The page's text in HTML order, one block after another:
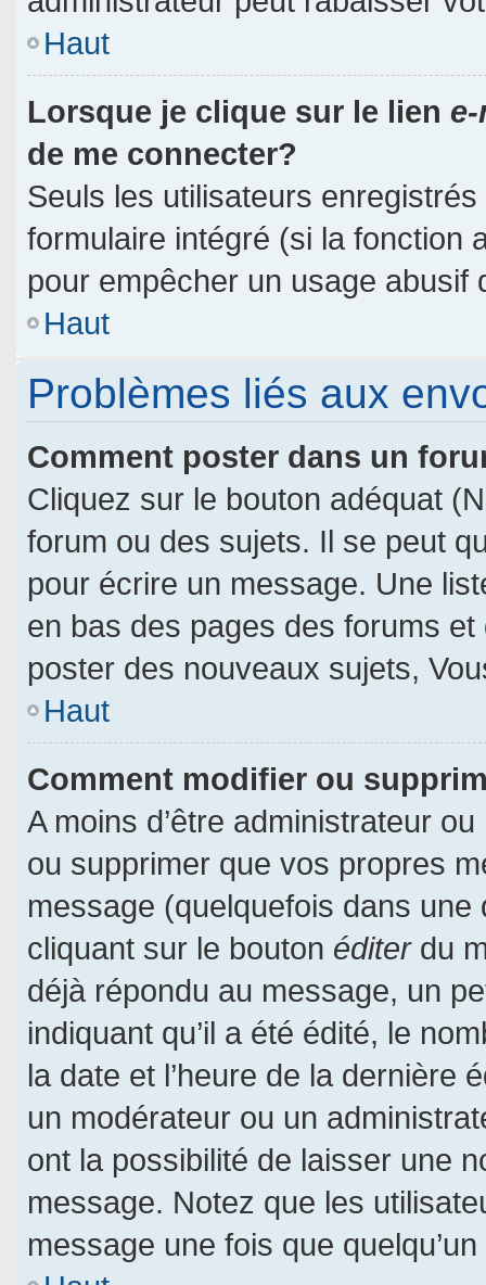
Haut
Lorsque je clique sur le lien
de me connecter?
Seuls les utilisateurs
formulaire intégré (si la fonction
pour empêcher un usage abusif
Haut
Problèmes liés aux
Comment poster dans un
Cliquez sur le bouton adéquat
forum ou des sujets. Il se peut
pour écrire un message. Une
en bas des pages des forums
poster des nouveaux sujets,
Haut
Comment modifier ou
A moins d’être administrateur
ou supprimer que vos propres
message (quelquefois dans
cliquant sur le bouton éditerdu
déjà répondu au message, un
indiquant qu’il a été édité, le
la date et l’heure de la dernière
un modérateur ou un
ont la possibilité de laisser une
message. Notez que les
message une fois que